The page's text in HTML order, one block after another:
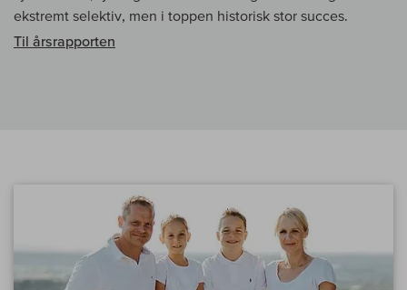
ekstremt selektiv, men i toppen historisk stor succes.
Til årsrapporten